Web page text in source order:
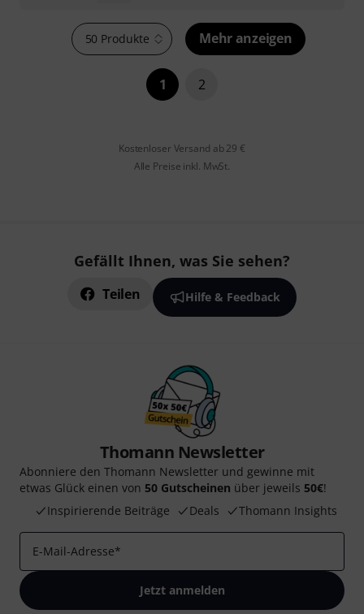
50 Produkte Mehr anzeigen
1 2
Kostenloser Versand ab 29 €
Alle Preise inkl. MwSt.
Gefällt Ihnen, was Sie sehen?
Teilen Hilfe & Feedback
Thomann Newsletter
Abonniere den Thomann Newsletter und gewinne mit
etwas Glück einen von 50 Gutscheinen über jeweils 50€!
Inspirierende Beiträge
Deals Thomann Insights
E-Mail-Adresse*
Jetzt anmelden